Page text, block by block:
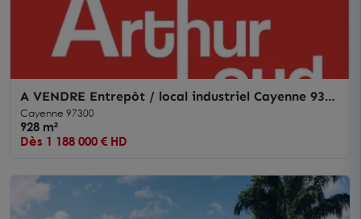
A VENDRE Entrepôt / local industriel Cayenne 930
m2
Cayenne 97300
928 m²
Dès 1 188 000 € HD